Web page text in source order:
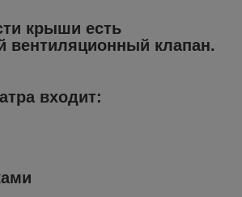
крыши есть
вентиляционный клапан.
входит: